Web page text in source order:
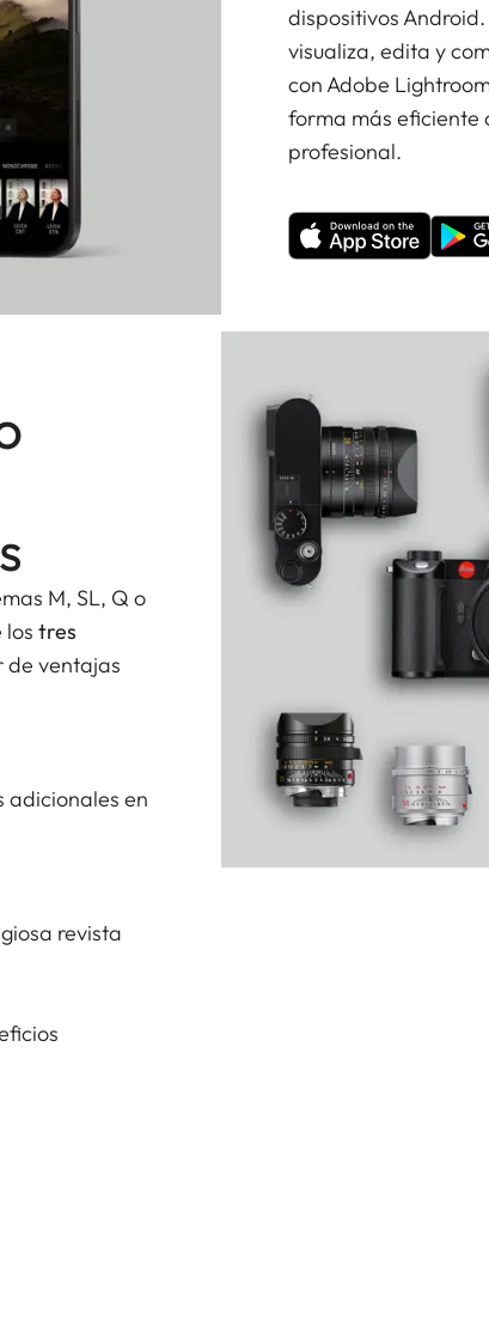
dispositivos
visualiza, edita y
con Adobe
forma más eficiente
profesional.
M, SL, Q o
los tres
de ventajas
adicionales en
revista